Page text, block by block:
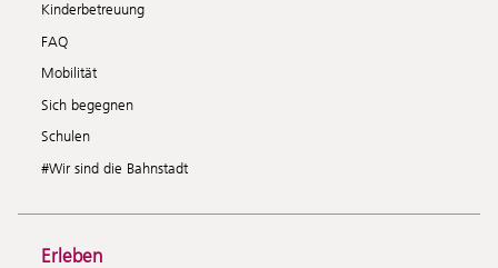
Kinderbetreuung
FAQ
Mobilität
Sich begegnen
Schulen
#Wir sind die Bahnstadt
Erleben